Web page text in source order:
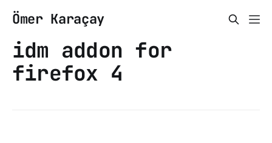
Ömer Karaçay
idm addon for
firefox 4